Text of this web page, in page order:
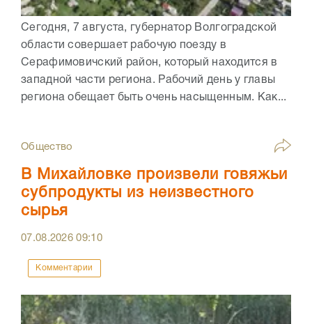
Сегодня, 7 августа, губернатор Волгоградской
области совершает рабочую поезду в
Серафимовичский район, который находится в
западной части региона. Рабочий день у главы
региона обещает быть очень насыщенным. Как...
Общество
В Михайловке произвели говяжьи
субпродукты из неизвестного
сырья
07.08.202609:10
Комментарии